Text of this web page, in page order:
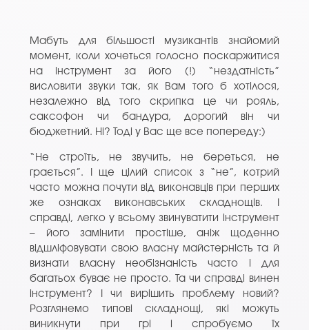
Мабуть для більшості музикантів знайомий
момент, коли хочеться голосно поскаржитися
на інструмент за його (!) “нездатність”
висловити звуки так, як Вам того б хотілося,
незалежно від того скрипка це чи рояль,
саксофон чи бандура, дорогий він чи
бюджетний. Ні? Тоді у Вас ще все попереду:)
“Не строїть, не звучить, не береться, не
грається”. І ще цілий список з “не”, котрий
часто можна почути від виконавців при перших
же ознаках виконавських складнощів. І
справді, легко у всьому звинуватити інструмент
– його замінити простіше, аніж щоденно
відшліфовувати свою власну майстерність та й
визнати власну необізнаність часто і для
багатьох буває не просто. Та чи справді винен
інструмент? І чи вирішить проблему новий?
Розглянемо типові складнощі, які можуть
виникнути при грі і спробуємо їх